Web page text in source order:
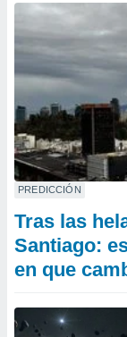
PREDICCIÓN
Tras las
Santiago:
en que